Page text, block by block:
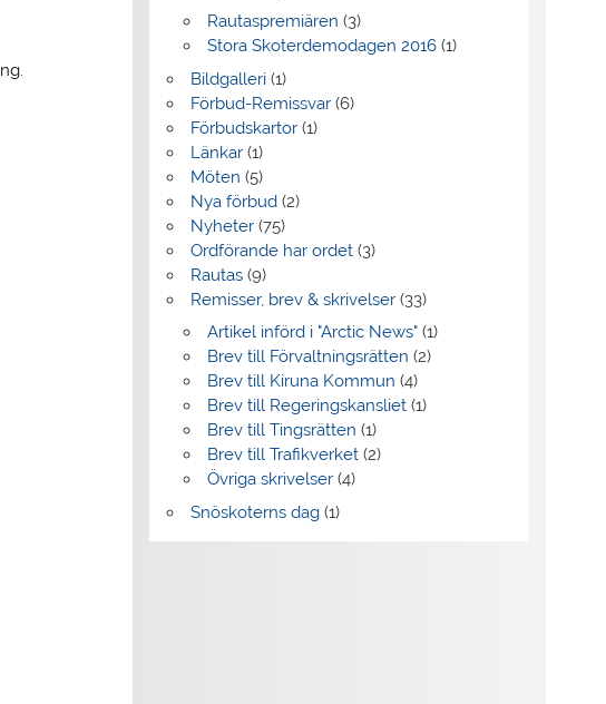
Rautaspremiären (3)
Stora Skoterdemodagen 2016 (1)
Bildgalleri(1)
Förbud-Remissvar(6)
Förbudskartor(1)
Länkar(1)
Möten (5)
Nya förbud(2)
Nyheter(75)
Ordförande har ordet(3)
Rautas(9)
Remisser, brev & skrivelser(33)
Artikel införd i "Arctic News" (1)
Brev till Förvaltningsrätten (2)
Brev till Kiruna Kommun (4)
Brev till Regeringskansliet (1)
Brev till Tingsrätten (1)
Brev till Trafikverket (2)
Övriga skrivelser (4)
Snöskoterns dag(1)